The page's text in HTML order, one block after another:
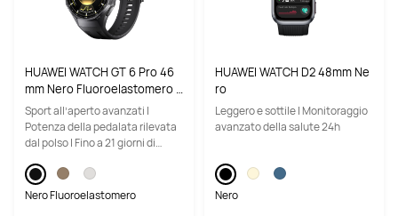
HUAWEI WATCH GT 6 Pro 46
mm Nero Fluoroelastomero /
Vetro zaffiro e cassa in titani
o / Fino a 21 giorni di autono
mia / Compatibile con Androi
Sport all’aperto avanzati |
Potenza della pedalata rilevata
dal polso | Fino a 21 giorni di
Nero Fluoroelastomero
HUAWEI WATCH D2 48mm Ne
ro
Leggero e sottile | Monitoraggio
avanzato della salute 24h
Nero